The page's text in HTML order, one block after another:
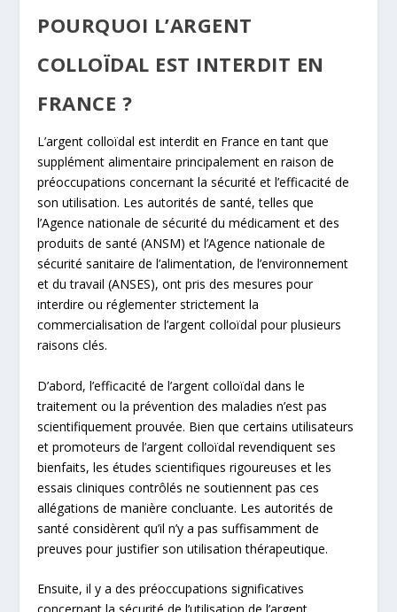
POURQUOI L’ARGENT
COLLOÏDAL EST INTERDIT EN
FRANCE ?
L’argent colloïdal est interdit en France en tant que
supplément alimentaire principalement en raison de
préoccupations concernant la sécurité et l’efficacité de
son utilisation. Les autorités de santé, telles que
l’Agence nationale de sécurité du médicament et des
produits de santé (ANSM) et l’Agence nationale de
sécurité sanitaire de l’alimentation, de l’environnement
et du travail (ANSES), ont pris des mesures pour
interdire ou réglementer strictement la
commercialisation de l’argent colloïdal pour plusieurs
raisons clés.
D’abord, l’efficacité de l’argent colloïdal dans le
traitement ou la prévention des maladies n’est pas
scientifiquement prouvée. Bien que certains utilisateurs
et promoteurs de l’argent colloïdal revendiquent ses
bienfaits, les études scientifiques rigoureuses et les
essais cliniques contrôlés ne soutiennent pas ces
allégations de manière concluante. Les autorités de
santé considèrent qu’il n’y a pas suffisamment de
preuves pour justifier son utilisation thérapeutique.
Ensuite, il y a des préoccupations significatives